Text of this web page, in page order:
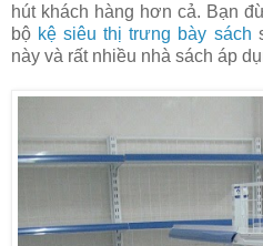
hút khách hàng hơn cả. Bạn
bộ kệ siêu thị trưng bày sách
này và rất nhiều nhà sách áp